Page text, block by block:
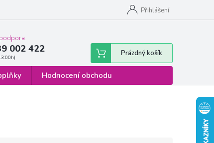
Formulář pro odstoupení od smlouvy
Přihlášení
002 422
Nákupní
košík
Prázdný košík
Hodnocení obchodu